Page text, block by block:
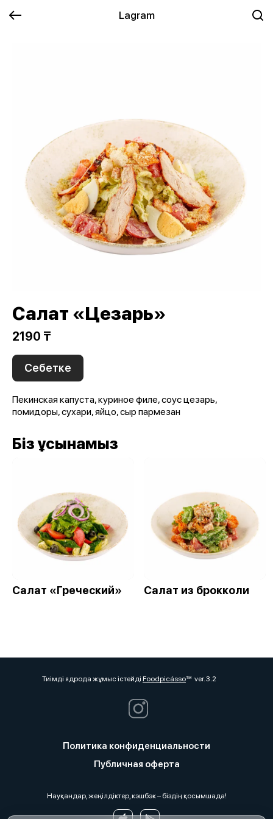
Lagram
Салат «Цезарь»
2190 ₸
Себетке
Пекинская капуста, куриное филе, соус цезарь,
помидоры, сухари, яйцо, сыр пармезан
Біз ұсынамыз
Салат «Греческий» Салат из брокколи
Тиімді ядрода жұмыс істейді Foodpicássover. 3.2
Политика конфиденциальности
Публичная оферта
Науқандар, жеңілдіктер, кэшбэк – біздің қосымшада!